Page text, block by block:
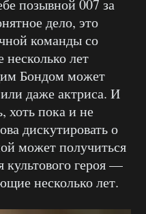
позывной 007 за
дело, это
команды со
лет
Бондом может
даже актриса. И
хоть пока и не
дискутировать о
может получиться
культового героя —
несколько лет.